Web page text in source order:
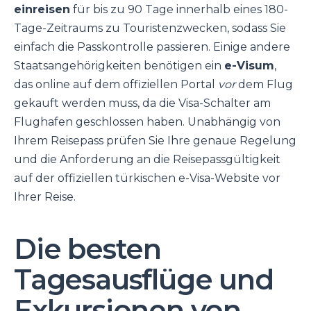
einreisen für bis zu 90 Tage innerhalb eines 180-
Tage-Zeitraums zu Touristenzwecken, sodass Sie
einfach die Passkontrolle passieren. Einige andere
Staatsangehörigkeiten benötigen ein e-Visum,
das online auf dem offiziellen Portal
vordem Flug
gekauft werden muss, da die Visa-Schalter am
Flughafen geschlossen haben. Unabhängig von
Ihrem Reisepass prüfen Sie Ihre genaue Regelung
und die Anforderung an die Reisepassgültigkeit
auf der offiziellen türkischen e-Visa-Website vor
Ihrer Reise.
Die besten
Tagesausflüge und